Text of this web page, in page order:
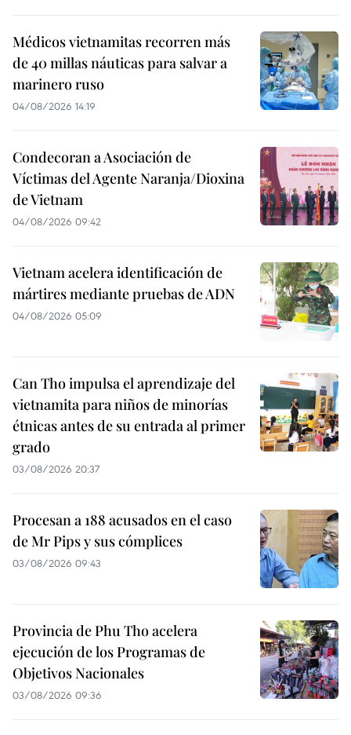
Médicos vietnamitas recorren más
de 40 millas náuticas para salvar a
marinero ruso
04/08/2026 14:19
Condecoran a Asociación de
Víctimas del Agente Naranja/Dioxina
de Vietnam
04/08/2026 09:42
Vietnam acelera identificación de
mártires mediante pruebas de ADN
04/08/2026 05:09
Can Tho impulsa el aprendizaje del
vietnamita para niños de minorías
étnicas antes de su entrada al primer
grado
03/08/2026 20:37
Procesan a 188 acusados en el caso
de Mr Pips y sus cómplices
03/08/2026 09:43
Provincia de Phu Tho acelera
ejecución de los Programas de
Objetivos Nacionales
03/08/2026 09:36